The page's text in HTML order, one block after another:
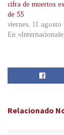
cifra de muertos
de 55
viernes, 11 agosto
En
Relacionado